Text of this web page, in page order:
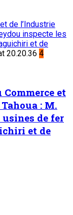
de l’Industrie
inspecte les
et de
4
et
: M.
de fer
et de